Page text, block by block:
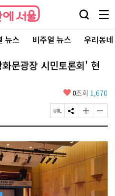
검
창
열
기
메
뉴
전
체
보
뉴스 비주얼 뉴스 우리동
문광장 시민토론회' 현
좋
요
0조회 1,670
페
이
U
R
L
복
사
S
N
공
유
하
기
글
자
기
크
게
경
하
기
글
자
기
작
게
경
하
기